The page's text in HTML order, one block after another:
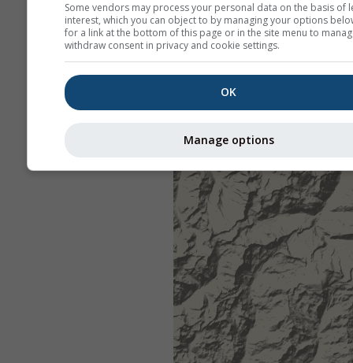
Some vendors may process your personal data on the basis of
interest, which you can object to by managing your options
for a link at the bottom of this page or in the site menu to
withdraw consent in privacy and cookie settings.
OK
Manage options